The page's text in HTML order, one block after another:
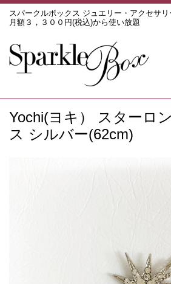
スパークルボックス ジュエリー・アクセサ
月額３，３００円(税込)から使い放題
Yochi(ヨキ） スターロ
ス シルバー(62cm)